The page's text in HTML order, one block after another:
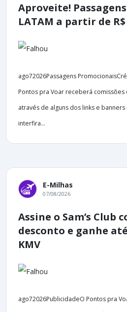
Aproveite!
LATAM a partir de R$
ago72026Passagens
Pontos pra Voar receberá
através de alguns dos links e
interfira...
E-Milhas
07/08/2026
Assine o Sam’s Club
desconto e ganhe
KMV
ago72026PublicidadeO Pontos pra